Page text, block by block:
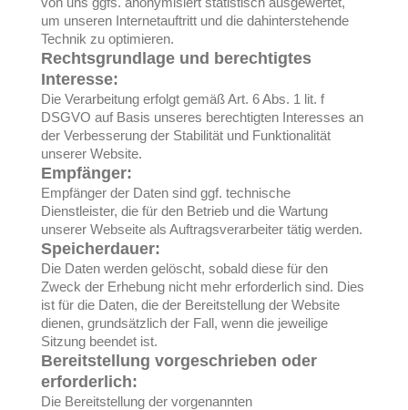
um unseren Internetauftritt und die dahinterstehende
Technik zu optimieren.
Rechtsgrundlage und berechtigtes
Interesse:
Die Verarbeitung erfolgt gemäß Art. 6 Abs. 1 lit. f
DSGVO auf Basis unseres berechtigten Interesses an
der Verbesserung der Stabilität und Funktionalität
unserer Website.
Empfänger:
Empfänger der Daten sind ggf. technische
Dienstleister, die für den Betrieb und die Wartung
unserer Webseite als Auftragsverarbeiter tätig werden.
Speicherdauer:
Die Daten werden gelöscht, sobald diese für den
Zweck der Erhebung nicht mehr erforderlich sind. Dies
ist für die Daten, die der Bereitstellung der Website
dienen, grundsätzlich der Fall, wenn die jeweilige
Sitzung beendet ist.
Bereitstellung vorgeschrieben oder
erforderlich:
Die Bereitstellung der vorgenannten